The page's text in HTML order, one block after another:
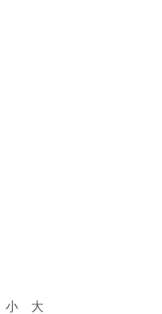
小 大